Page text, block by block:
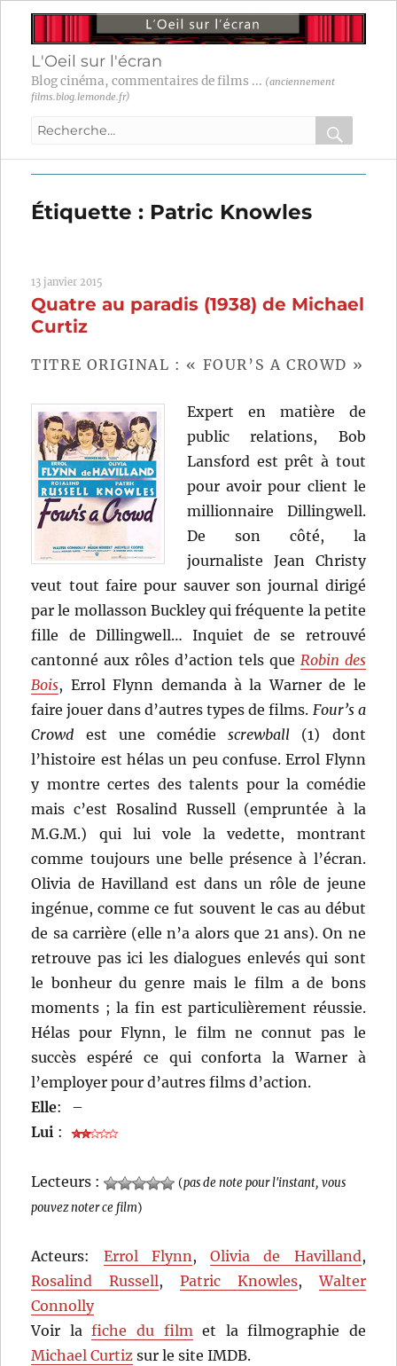
L'Oeil sur l'écran
Blog cinéma, commentaires de films ... (anciennement
films.blog.lemonde.fr)
Recherche
:
OK
Étiquette : Patric Knowles
13 janvier 2015
Quatre au paradis (1938) de Michael
Curtiz
TITRE ORIGINAL : « FOUR’S A CROWD »
Expert en matière de
public relations, Bob
Lansford est prêt à tout
pour avoir pour client le
millionnaire Dillingwell.
De son côté, la
journaliste Jean Christy
veut tout faire pour sauver son journal dirigé
par le mollasson Buckley qui fréquente la petite
fille de Dillingwell… Inquiet de se retrouvé
cantonné aux rôles d’action tels que Robin des
Bois, Errol Flynn demanda à la Warner de le
faire jouer dans d’autres types de films. Four’s a
Crowd est une comédiescrewball (1) dont
l’histoire est hélas un peu confuse. Errol Flynn
y montre certes des talents pour la comédie
mais c’est Rosalind Russell (empruntée à la
M.G.M.) qui lui vole la vedette, montrant
comme toujours une belle présence à l’écran.
Olivia de Havilland est dans un rôle de jeune
ingénue, comme ce fut souvent le cas au début
de sa carrière (elle n’a alors que 21 ans). On ne
retrouve pas ici les dialogues enlevés qui sont
le bonheur du genre mais le film a de bons
moments ; la fin est particulièrement réussie.
Hélas pour Flynn, le film ne connut pas le
succès espéré ce qui conforta la Warner à
l’employer pour d’autres films d’action.
Elle:
–
Lui :
Lecteurs : (pas de note pour l'instant, vous
pouvez noter ce film)
Acteurs: Errol Flynn,Olivia de Havilland,
Rosalind Russell,Patric Knowles,Walter
Connolly
Voir lafiche du filmet la filmographie de
Michael Curtiz sur le site IMDB.